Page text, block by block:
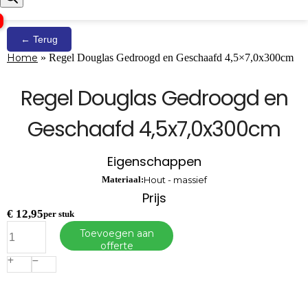
← Terug
Home » Regel Douglas Gedroogd en Geschaafd 4,5×7,0x300cm
Regel Douglas Gedroogd en
Geschaafd 4,5x7,0x300cm
Eigenschappen
Materiaal:Hout - massief
Prijs
€ 12,95per stuk
Douglas
Gedroogd
en
Geschaafd
Toevoegen aan
offerte